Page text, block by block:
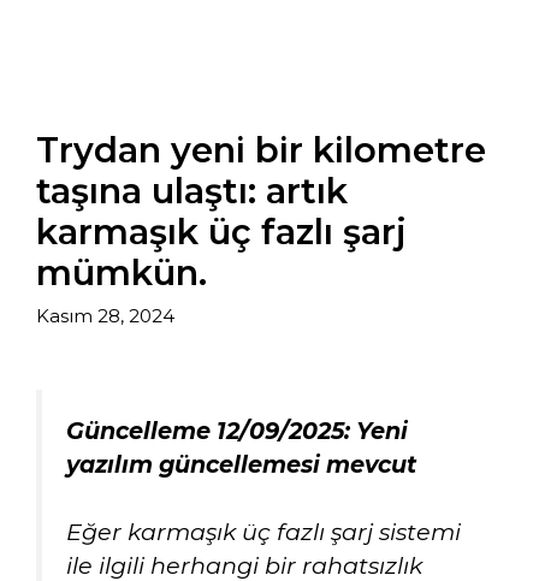
Trydan yeni bir kilometre
taşına ulaştı: artık
karmaşık üç fazlı şarj
mümkün.
Kasım 28, 2024
Güncelleme 12/09/2025: Yeni
yazılım güncellemesi mevcut
Eğer karmaşık üç fazlı şarj sistemi
ile ilgili herhangi bir rahatsızlık